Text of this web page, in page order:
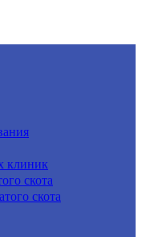
клиник
скота
скота